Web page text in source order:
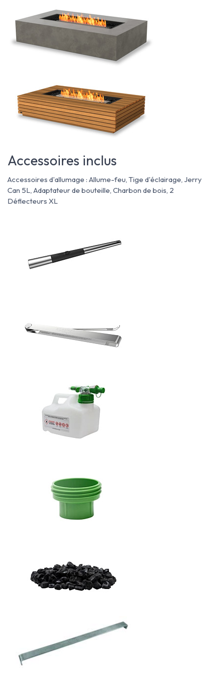
Accessoires inclus
Accessoires d'allumage : Allume-feu, Tige d'éclairage, Jerry
Can 5L, Adaptateur de bouteille, Charbon de bois, 2
Déflecteurs XL